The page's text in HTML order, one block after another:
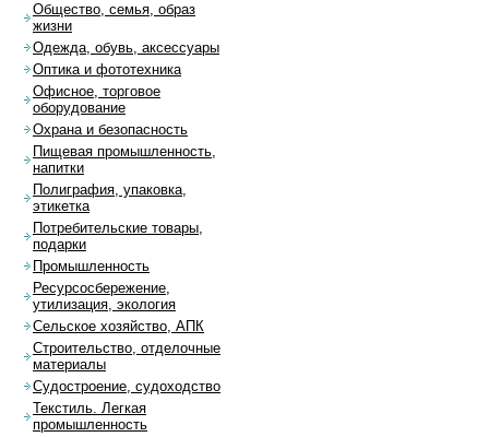
Общество, семья, образ
жизни
Одежда, обувь, аксессуары
Оптика и фототехника
Офисное, торговое
оборудование
Охрана и безопасность
Пищевая промышленность,
напитки
Полиграфия, упаковка,
этикетка
Потребительские товары,
подарки
Промышленность
Ресурсосбережение,
утилизация, экология
Сельское хозяйство, АПК
Строительство, отделочные
материалы
Судостроение, судоходство
Текстиль. Легкая
промышленность